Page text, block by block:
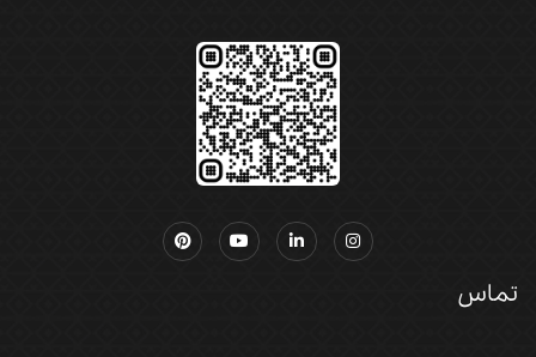
تماس